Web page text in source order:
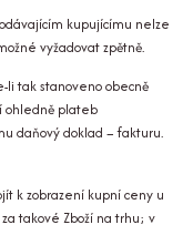
kupujícímu nelze
vyžadovat zpětně.
tak stanoveno obecně
ohledně plateb
daňový doklad – fakturu.
k zobrazení kupní ceny u
takové Zboží na trhu; v